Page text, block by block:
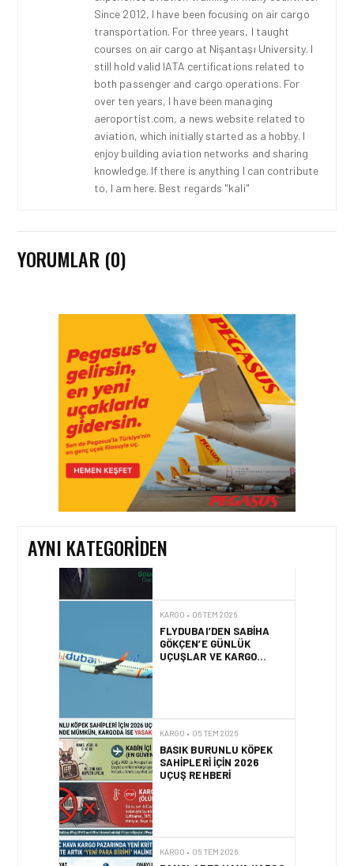
Since 2012, I have been focusing on air cargo
transportation. For three years, I taught
courses on air cargo at Nişantaşı University. I
still hold valid IATA certifications related to
both passenger and cargo operations. For
over ten years, I have been managing
aeroportist.com, a news website related to
aviation, which initially started as a hobby. I
enjoy building aviation networks and sharing
knowledge. If there is anything I can contribute
to, I am here. Best regards "kali"
YORUMLAR (0)
AYNI KATEGORIDEN
KARGO • 26 TEM 2026
HONG KONG VE ÇIN’DEN
AVRUPA’YA HAVA
KARGODA SERT DÜŞÜŞ
KARGO • 08 TEM 2026
TURHAN ÖZEN SAUDI
CARGO CHIEF
COMMERCIAL OFFICER
OLDU
HIZMETI BAŞLADI!